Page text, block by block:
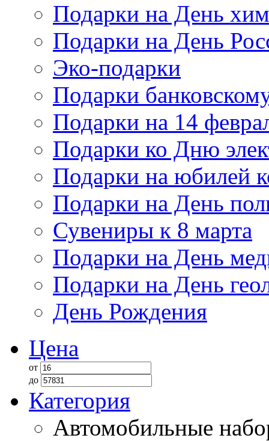
Подарки на День
Подарки на День
Эко-подарки
Подарки
Подарки на 14
Подарки ко Дню
Подарки на юбилей
Подарки на День
Сувениры к 8 марта
Подарки на День
Подарки на День
День Рождения
Цена
от
до
Категория
Автомобильные